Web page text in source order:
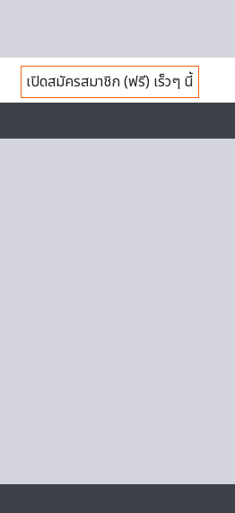
เปิดสมัครสมาชิก (ฟรี) เร็วๆ นี้